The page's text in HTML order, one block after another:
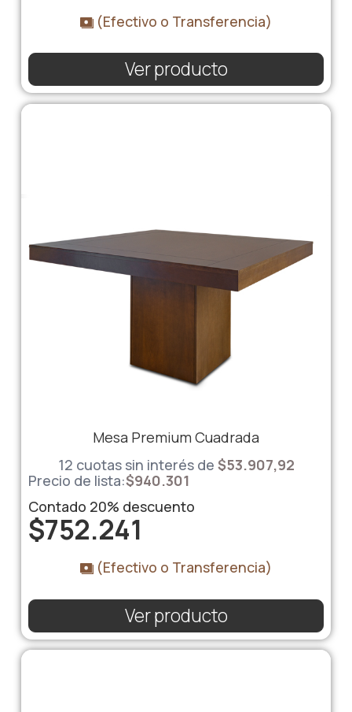
(Efectivo o Transferencia)
Ver producto
Mesa Premium Cuadrada
12 cuotas sin interés de $53.907,92
Precio de lista:$940.301
Contado 20% descuento
$752.241
(Efectivo o Transferencia)
Ver producto